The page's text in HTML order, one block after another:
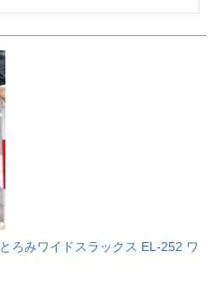
ろみワイドスラックス EL-252 ワ